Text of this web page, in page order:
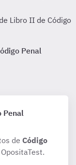
Libro II de Código
Penal
Penal
de Código